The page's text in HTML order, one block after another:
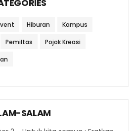
Hiburan Kampus
Pemiltas Pojok Kreasi
SALAM